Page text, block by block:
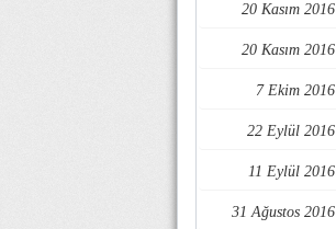
20 Kasım 2016
20 Kasım 2016
7 Ekim 2016
22 Eylül 2016
11 Eylül 2016
31 Ağustos 2016